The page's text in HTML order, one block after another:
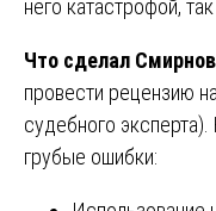
него катастрофой,
Что сделал
провести рецензию
судебного
грубые ошибки: